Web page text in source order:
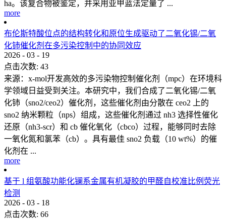
ha。该复合物被鉴定，并采用亚甲蓝法定量了 ...
more
布伦斯特酸位点的结构转化和原位生成驱动了二氧化锡/二氧
化铈催化剂在多污染控制中的协同效应
2026 - 03 - 19
点击次数: 43
来源：x-mol开发高效的多污染物控制催化剂（mpc）在环境科
学领域日益受到关注。本研究中，我们合成了二氧化锡/二氧
化铈（sno2/ceo2）催化剂，这些催化剂由分散在 ceo2 上的
sno2 纳米颗粒（nps）组成，这些催化剂通过 nh3 选择性催化
还原（nh3-scr）和 cb 催化氧化（cbco）过程，能够同时去除
一氧化氮和氯苯（cb）。具有最佳 sno2 负载（10 wt%）的催
化剂在 ...
more
基于 l 组氨酸功能化镧系金属有机凝胶的甲醛自校准比例荧光
检测
2026 - 03 - 18
点击次数: 66